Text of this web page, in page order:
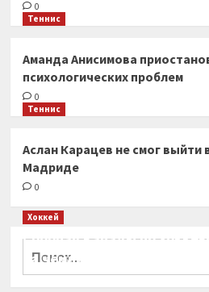
0
Теннис
Аманда Анисимова
психологических проблем
0
Теннис
Аслан Карацев не смог выйти
Мадриде
0
Хоккей
Сборная Канады по
на чемпионат мира